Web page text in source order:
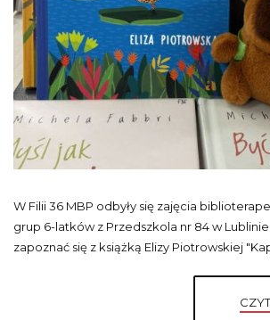
W Filii 36 MBP odbyły się zajęcia
grup 6-latków z Przedszkola nr 84 w
zapoznać się z książką Elizy Piotrowskiej